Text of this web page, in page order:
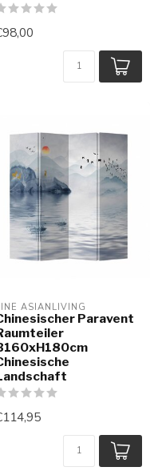
ASIANLIVING
Paravent